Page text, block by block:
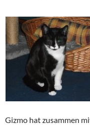
Gizmo hat zusammen